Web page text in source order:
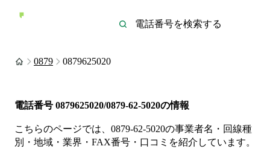
0879 0879625020
電話番号 0879625020/0879-62-5020の情報
こちらのページでは、 0879-62-5020の事業者名・回線種
別・地域・業界・FAX番号・口コミを紹介しています。